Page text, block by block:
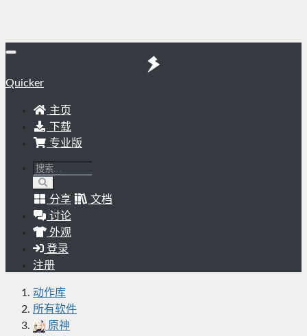
Quicker
主页
下载
专业版
分享
文档
讨论
外观
登录
注册
动作库
所有软件
原神